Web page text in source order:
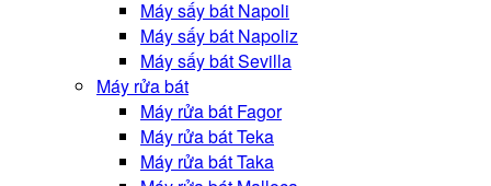
Máy sấy bát Napoli
Máy sấy bát Napoliz
Máy sấy bát Sevilla
Máy rửa bát
Máy rửa bát Fagor
Máy rửa bát Teka
Máy rửa bát Taka